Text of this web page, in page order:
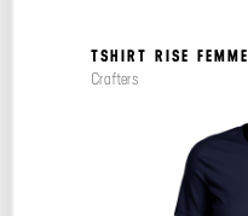
TSHIRT RISE FEMME
Crafters